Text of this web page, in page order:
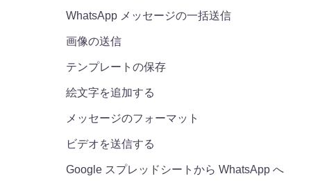
WhatsApp メッセージの一括送信
画像の送信
テンプレートの保存
絵文字を追加する
メッセージのフォーマット
ビデオを送信する
Google スプレッドシートから WhatsApp へ